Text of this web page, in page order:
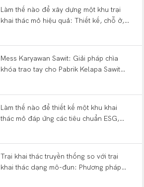
Làm thế nào để xây dựng một khu trại
khai thác mỏ hiệu quả: Thiết kế, chỗ ở,
Mess Karyawan Sawit: Giải pháp chìa
khóa trao tay cho Pabrik Kelapa Sawit
Làm thế nào để thiết kế một khu khai
thác mỏ đáp ứng các tiêu chuẩn ESG,
Trại khai thác truyền thống so với trại
khai thác dạng mô-đun: Phương pháp